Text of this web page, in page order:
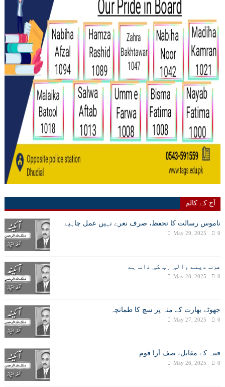
آج کے کالم
ناموس رسالت کا تحفظ، صرف نعرے نہیں عمل چاہیے
May 29, 2025 0
عزت دینے والی رب کی ذات ہے
May 28, 2025 0
جھوٹے بھارت کے منہ پر سچ کا طمانچہ
May 27, 2025 0
فتنہ کے مقابل، صف آرا قوم
May 26, 2025 0